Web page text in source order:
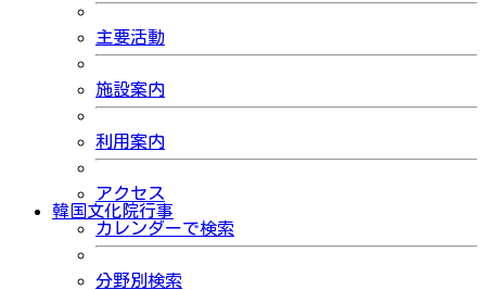
主要活動
施設案内
利用案内
アクセス
韓国文化院行事
カレンダーで検索
分野別検索